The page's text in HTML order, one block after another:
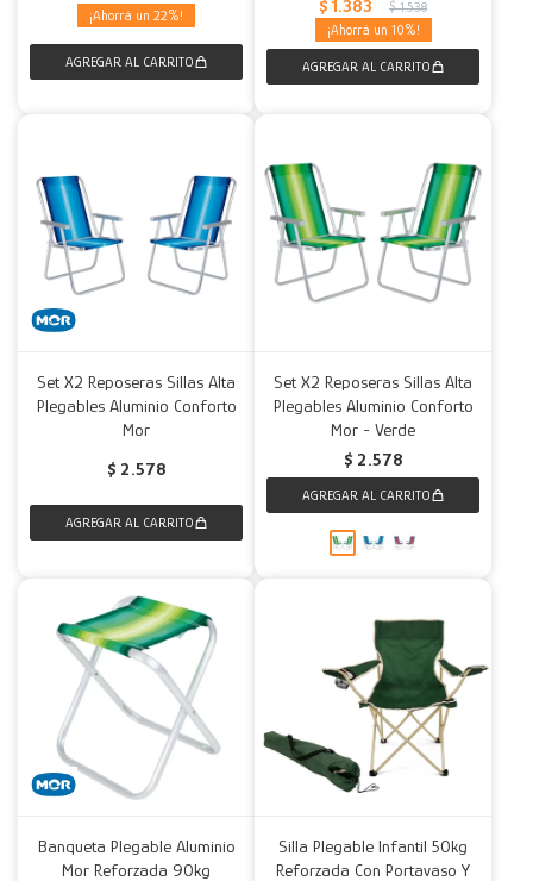
22 $ 1.383 $ 1.538
10
Set X2 Reposeras Sillas Alta
Plegables Aluminio Conforto
Mor
$ 2.578
Set X2 Reposeras Sillas Alta
Plegables Aluminio Conforto
Mor - Verde
$ 2.578
Banqueta Plegable Aluminio
Mor Reforzada 90kg
Silla Plegable Infantil 50kg
Reforzada Con Portavaso Y